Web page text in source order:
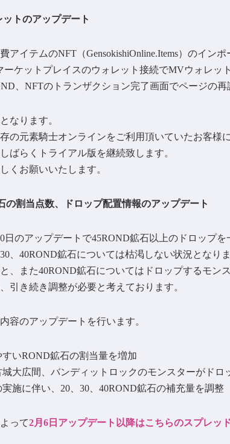
トのアップデート
アイテムのNFT（GensokishiOnline.Items）のイン
ーケットプレイスのウォレット接続でMVウォレッ
、NFTのトランザクション完了画面でページの
なります。
の元素騎士オンラインをご利用頂いていたお客様
ばらくトライアル版を継続致します。
くお願いいたします。
の割当点数、ドロップ配置情報のアップデート
日のアップデートで45ROND鉱石以上のドロップ
、40ROND鉱石については枯渇しない状況とな
、また40ROND鉱石についてはドロップするモ
引き続き調整が必要と考えております。
容のアップデートを行います。
いROND鉱石の割当量を増加
大広間、バンディットロックのモンスターがドロ
に伴い、20、30、40ROND鉱石の補充量を調整
って2月6日アップデート以降はこちらのスプレッ